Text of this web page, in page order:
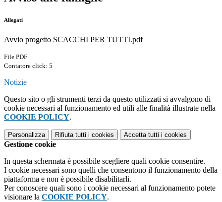
Allegati
Avvio progetto SCACCHI PER TUTTI.pdf
File PDF
Contatore click: 5
Notizie
Questo sito o gli strumenti terzi da questo utilizzati si avvalgono di
cookie necessari al funzionamento ed utili alle finalità illustrate nella
COOKIE POLICY.
Personalizza Rifiuta tutti i cookies Accetta tutti i cookies
Gestione cookie
In questa schermata è possibile scegliere quali cookie consentire.
I cookie necessari sono quelli che consentono il funzionamento della
piattaforma e non è possibile disabilitarli.
Per conoscere quali sono i cookie necessari al funzionamento potete
visionare la COOKIE POLICY.